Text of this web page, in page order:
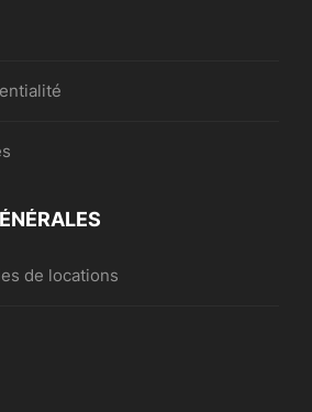
de locations